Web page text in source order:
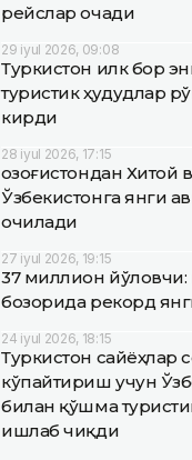
рейслар очади
29 iyul 2026, 09:08
Туркистон илк бор
туристик ҳудудлар
кирди
28 iyul 2026, 17:15
Қозоғистондан Хитой
Ўзбекистонга янги
очилади
27 iyul 2026, 19:15
37 миллион йўловчи:
бозорида рекорд
24 iyul 2026, 18:15
Туркистон сайёҳлар
кўпайтириш учун
билан қўшма
ишлаб чиқди